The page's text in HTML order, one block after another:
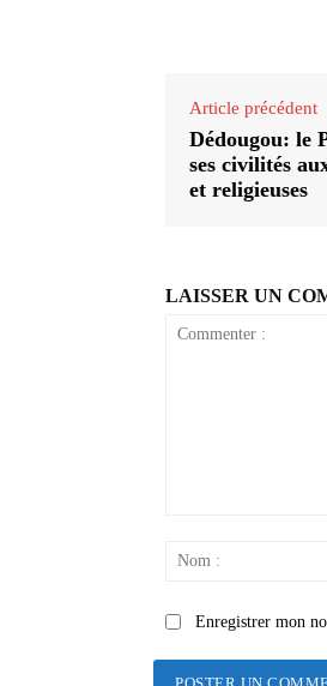
Article précédent
Dédougou: le
ses civilités
et religieuses
LAISSER UN
Enregistrer mon